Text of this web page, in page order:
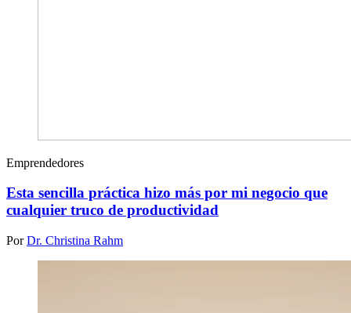
Emprendedores
Esta sencilla práctica hizo más por mi negocio que
cualquier truco de productividad
PorDr. Christina Rahm